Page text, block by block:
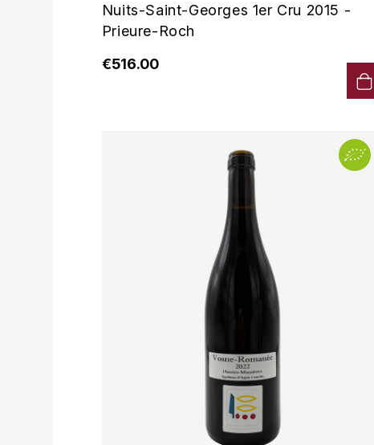
Nuits-Saint-Georges 1er Cru 2015 -
Prieure-Roch
€516.00